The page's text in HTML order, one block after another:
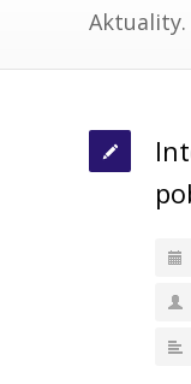
Aktuality.